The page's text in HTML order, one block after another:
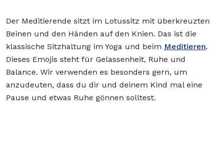
Der Meditierende sitzt im Lotussitz mit überkreuzten
Beinen und den Händen auf den Knien. Das ist die
klassische Sitzhaltung im Yoga und beim Meditieren.
Dieses Emojis steht für Gelassenheit, Ruhe und
Balance. Wir verwenden es besonders gern, um
anzudeuten, dass du dir und deinem Kind mal eine
Pause und etwas Ruhe gönnen solltest.